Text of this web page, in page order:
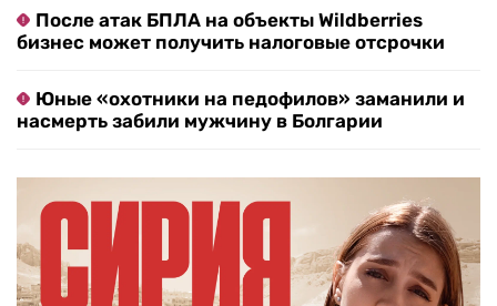
После атак БПЛА на объекты Wildberries
бизнес может получить налоговые отсрочки
Юные «охотники на педофилов» заманили и
насмерть забили мужчину в Болгарии